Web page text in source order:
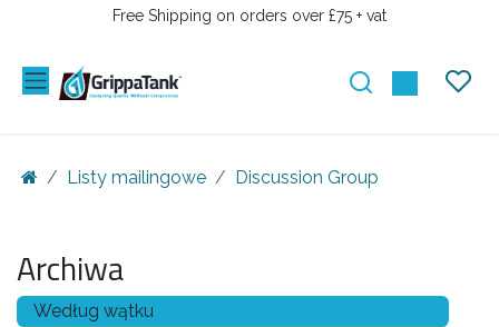
PRZEJDŹ DO ZAWARTOŚCIFree Shipping on orders over £75 + vat
Listy mailingowe Discussion Group
Archiwa
Według wątku